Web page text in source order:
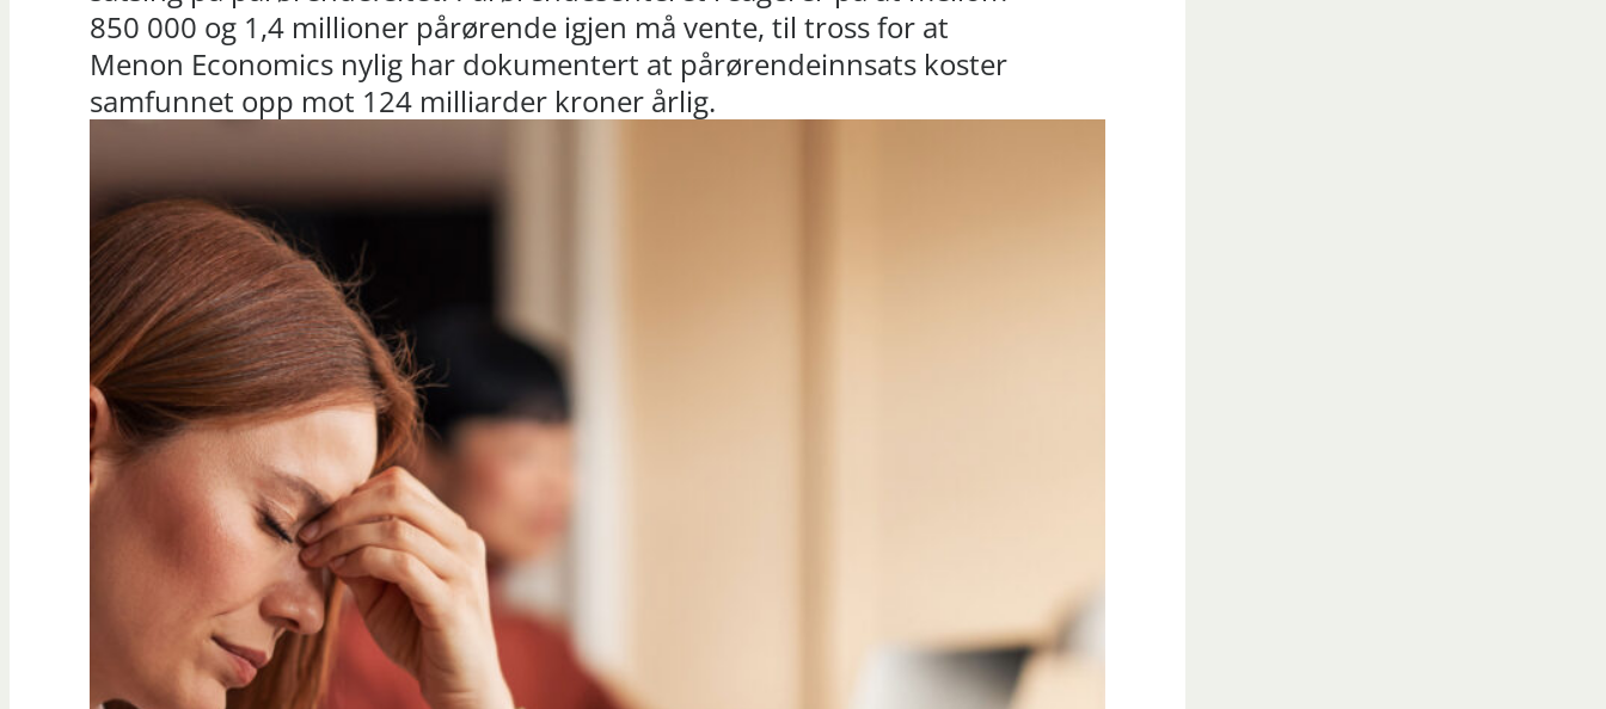
850 000 og 1,4 millioner pårørende igjen må vente, til tross for at
Menon Economics nylig har dokumentert at pårørendeinnsats koster
samfunnet opp mot 124 milliarder kroner årlig.